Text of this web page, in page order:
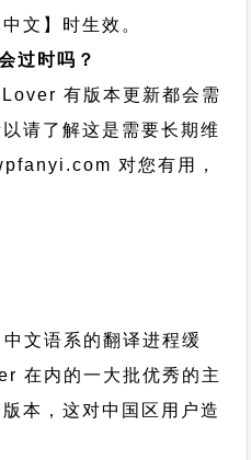
文】时生效。
过时吗？
有版本更新都会需
请了解这是需要长期维
对您有用，
文语系的翻译进程缓
在内的一大批优秀的主
本，这对中国区用户造